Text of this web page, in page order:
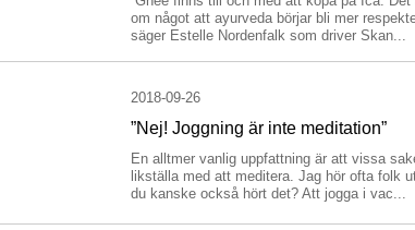
om något att ayurveda börjar bli mer
säger Estelle Nordenfalk som driver Skan...
2018-09-26
”Nej! Joggning är inte meditation”
En alltmer vanlig uppfattning är att vissa
likställa med att meditera. Jag hör ofta folk
du kanske också hört det? Att jogga i vac...